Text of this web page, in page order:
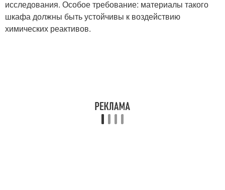
исследования. Особое требование: материалы такого
шкафа должны быть устойчивы к воздействию
химических реактивов.